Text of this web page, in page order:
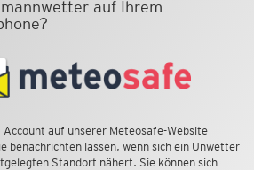
auf Ihrem
Account auf unserer Meteosafe-Website
benachrichten lassen, wenn sich ein Unwetter
Standort nähert. Sie können sich